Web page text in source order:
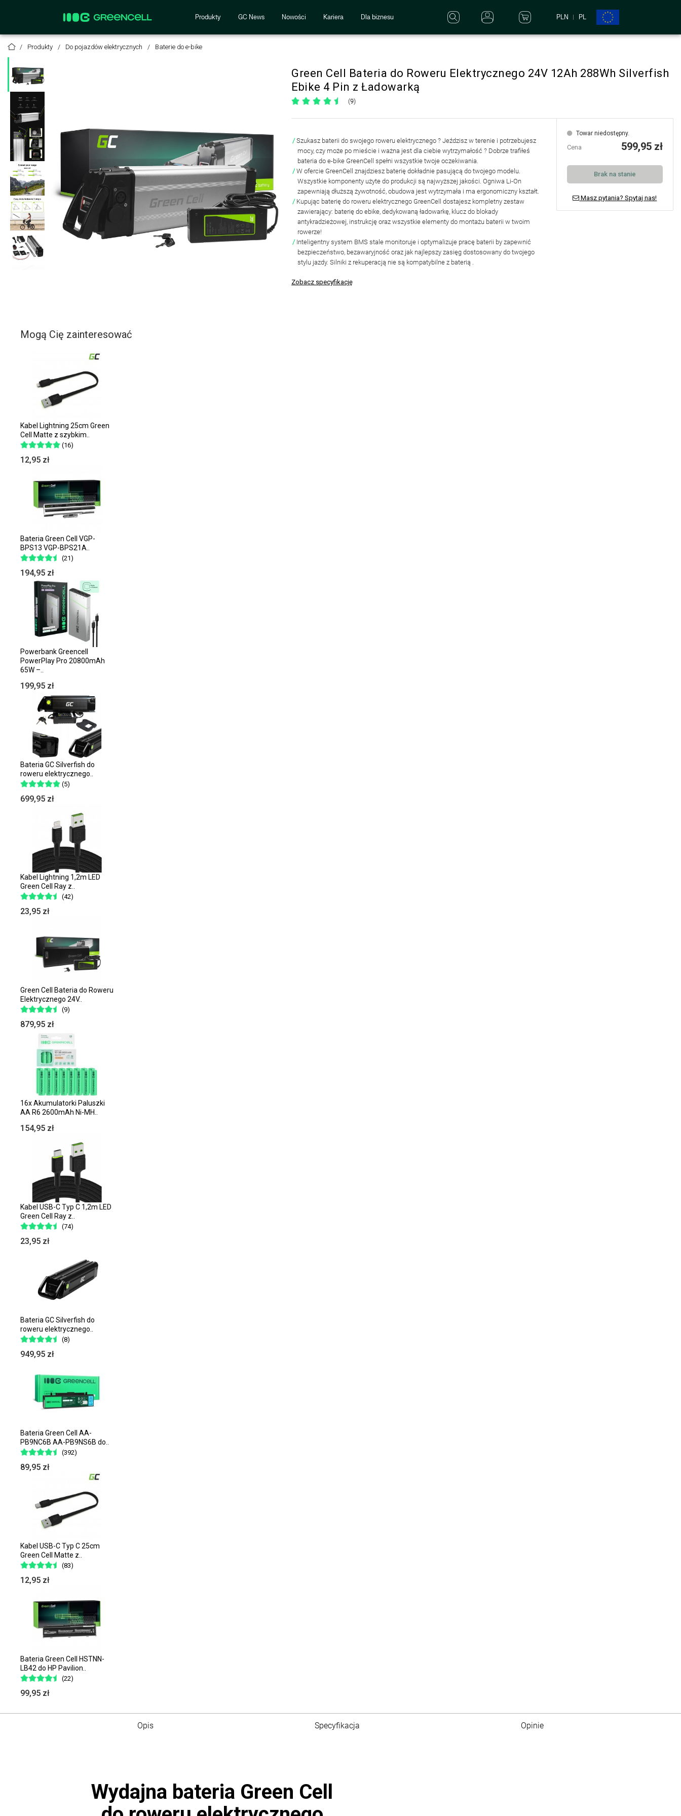
Produkty GC News Nowości Kariera Dla biznesu PLN PL
Produkty Do pojazdów elektrycznych Baterie do e-bike
Green Cell Bateria do Roweru Elektrycznego 24V 12Ah 288Wh Silverfish
Ebike 4 Pin z Ładowarką
(9)
Szukasz baterii do swojego roweru elektrycznego ? Jeździsz w terenie i potrzebujesz
mocy, czy może po mieście i ważna jest dla ciebie wytrzymałość ? Dobrze trafiłeś
bateria do e-bike GreenCell spełni wszystkie twoje oczekiwania.
W ofercie GreenCell znajdziesz baterię dokładnie pasującą do twojego modelu.
Wszystkie komponenty użyte do produkcji są najwyższej jakości. Ogniwa Li-On
zapewniają dłuższą żywotność, obudowa jest wytrzymała i ma ergonomiczny kształt.
Kupując baterię do roweru elektrycznego GreenCell dostajesz kompletny zestaw
zawierający: baterię do ebike, dedykowaną ładowarkę, klucz do blokady
antykradzieżowej, instrukcję oraz wszystkie elementy do montażu baterii w twoim
rowerze!
Inteligentny system BMS stale monitoruje i optymalizuje pracę baterii by zapewnić
bezpieczeństwo, bezawaryjność oraz jak najlepszy zasięg dostosowany do twojego
stylu jazdy. Silniki z rekuperacją nie są kompatybilne z baterią .
Zobacz specyfikację
Towar niedostępny.
Cena 599,95 zł
Brak na stanie
Masz pytania? Spytaj nas!
Mogą Cię zainteresować
Kabel Lightning 25cm Green
Cell Matte z szybkim..
(16)
12,95 zł
Bateria Green Cell VGP-
BPS13 VGP-BPS21A..
(21)
194,95 zł
Powerbank Greencell
PowerPlay Pro 20800mAh
65W –..
199,95 zł
Bateria GC Silverfish do
roweru elektrycznego..
(5)
699,95 zł
Kabel Lightning 1,2m LED
Green Cell Ray z..
(42)
23,95 zł
Green Cell Bateria do Roweru
Elektrycznego 24V..
(9)
879,95 zł
16x Akumulatorki Paluszki
AA R6 2600mAh Ni-MH..
154,95 zł
Kabel USB-C Typ C 1,2m LED
Green Cell Ray z..
(74)
23,95 zł
Bateria GC Silverfish do
roweru elektrycznego..
(8)
949,95 zł
Bateria Green Cell AA-
PB9NC6B AA-PB9NS6B do..
(392)
89,95 zł
Kabel USB-C Typ C 25cm
Green Cell Matte z..
(83)
12,95 zł
Bateria Green Cell HSTNN-
LB42 do HP Pavilion..
(22)
99,95 zł
Opis Specyfikacja Opinie
Wydajna bateria Green Cell